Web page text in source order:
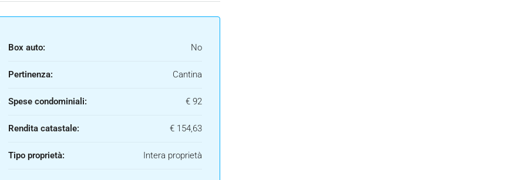
Box auto: No
Pertinenza: Cantina
Spese condominiali: € 92
Rendita catastale: € 154,63
Tipo proprietà: Intera proprietà